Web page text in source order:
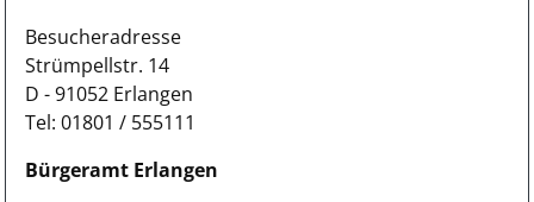
Besucheradresse
Strümpellstr. 14
D - 91052 Erlangen
Tel: 01801 / 555111
Bürgeramt Erlangen